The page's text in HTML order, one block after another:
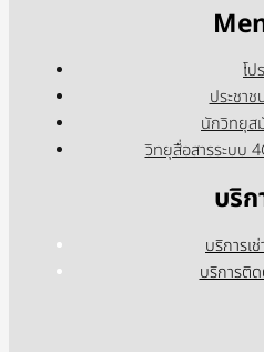
โป
ประชาช
นักวิทยุส
วิทยุสื่อสารระบบ
บริก
บริการเ
บริการติด